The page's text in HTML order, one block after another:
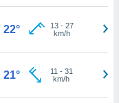
22° 13- 27
km/h
21° 11 - 31
km/h